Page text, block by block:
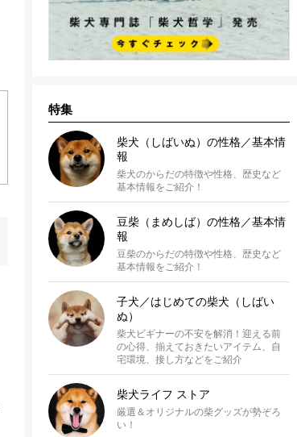
特集
柴犬（しばいぬ）の性格／基本情
報
柴犬のからだの特徴や性格、歴史など
基本情報をご紹介！
豆柴（まめしば）の性格／基本情
報
豆柴のからだの特徴や性格、歴史など
基本情報をご紹介！
子犬／はじめての柴犬（しばい
ぬ）
柴犬ビギナーの不安を解消！迎える前
の心得、揃えておきたいアイテム、自
宅環境、接し方などをご紹介
柴犬ライフ ストア
厳選＆オリジナルの柴グッズが勢ぞろ
い！